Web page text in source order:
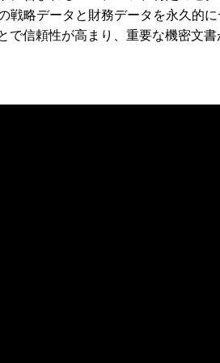
戦略データと財務データを永久的に
で信頼性が高まり、重要な機密文